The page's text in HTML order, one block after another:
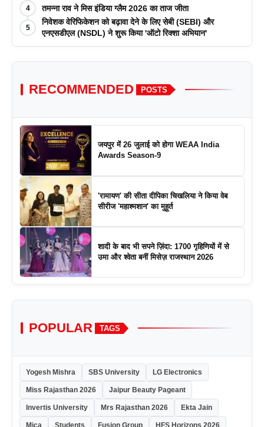
4 तमन्ना राव ने मिस इंडिया ग्लैम 2026 का ताज जीता
5
निवेशक वेरिफिकेशन को बढ़ावा देने के लिए सेबी (SEBI) और
एनएसडीएल (NSDL) ने शुरू किया 'ऑटो रिक्शा अभियान'
RECOMMENDED POSTS
जयपुर में 26 जुलाई को होगा WEAA India
Awards Season-9
'रामायण' की सीता दीपिका चिखलिया ने किया वेब
सीरीज 'महाश्मशान' का मुहूर्त
शादी के बाद भी सपने ज़िंदा: 1700 गृहिणियों में से
उमा और श्वेता बनीं मिसेज़ राजस्थान 2026
POPULAR TAGS
Yogesh Mishra SBS University LG Electronics
Miss Rajasthan 2026 Jaipur Beauty Pageant
Invertis University Mrs Rajasthan 2026 Ekta Jain